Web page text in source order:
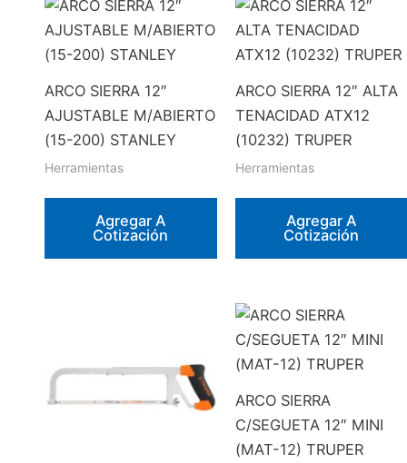
ARCO SIERRA 12″
AJUSTABLE M/ABIERTO
(15-200) STANLEY
Herramientas
Agregar A
Cotización
ARCO SIERRA 12″ ALTA
TENACIDAD ATX12
(10232) TRUPER
Herramientas
Agregar A
Cotización
ARCO SIERRA
C/SEGUETA 12″ MINI
(MAT-12) TRUPER